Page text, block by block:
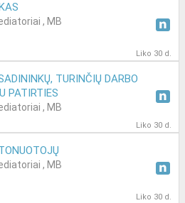
, MB
Liko 30 d.
TURINČIŲ DARBO
PATIRTIES
, MB
Liko 30 d.
, MB
Liko 30 d.